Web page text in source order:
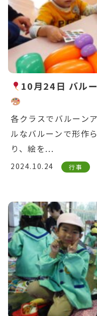
content/themes/
box.phpon line7
10月24日 バル
各クラスでバルーン
ルなバルーンで形作
り、絵を...
2024.10.24 行事
Warning:
/home/ikuyoukai/
content/themes/
box.phpon line7